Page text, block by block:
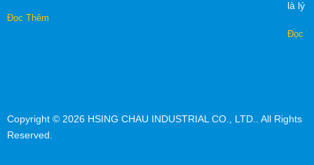
Đọc Thêm
là lý
Đọc
Copyright © 2026 HSING CHAU INDUSTRIAL CO., LTD.. All Rights
Reserved.